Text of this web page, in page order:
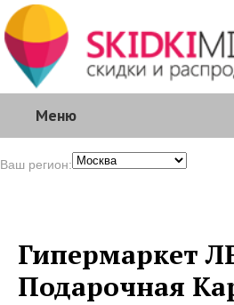
Меню
Ваш регион:
Гипермаркет
Подарочная